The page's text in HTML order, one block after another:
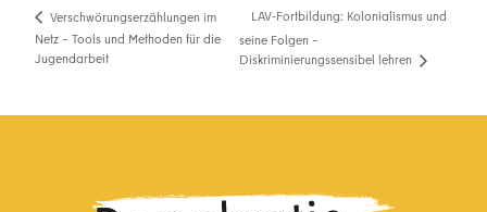
Verschwörungserzählungen im
Netz – Tools und Methoden für die
Jugendarbeit
LAV-Fortbildung: Kolonialismus und
seine Folgen –
Diskriminierungssensibel lehren